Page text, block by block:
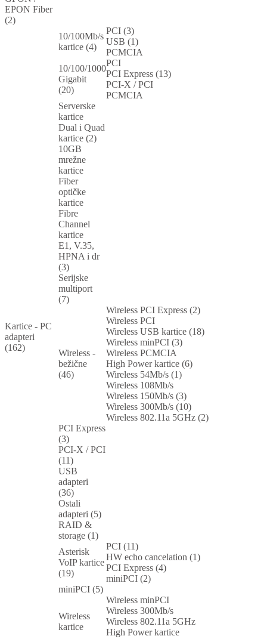
EPON Fiber
(2)
Kartice - PC
adapteri
(162)
10/100Mb/s
kartice (4)
PCI (3)
USB (1)
PCMCIA
10/100/1000
Gigabit
(20)
PCI
PCI Express (13)
PCI-X / PCI
PCMCIA
Serverske
kartice
Dual i Quad
kartice (2)
10GB
mrežne
kartice
Fiber
optičke
kartice
Fibre
Channel
kartice
E1, V.35,
HPNA i dr
(3)
Serijske
multiport
(7)
Wireless -
bežične
(46)
Wireless PCI Express (2)
Wireless PCI
Wireless USB kartice (18)
Wireless minPCI (3)
Wireless PCMCIA
High Power kartice (6)
Wireless 54Mb/s (1)
Wireless 108Mb/s
Wireless 150Mb/s (3)
Wireless 300Mb/s (10)
Wireless 802.11a 5GHz (2)
PCI Express
(3)
PCI-X / PCI
(11)
USB
adapteri
(36)
Ostali
adapteri (5)
RAID &
storage (1)
Asterisk
VoIP kartice
(19)
PCI (11)
HW echo cancelation (1)
PCI Express (4)
miniPCI (2)
miniPCI (5)
Wireless
kartice
Wireless minPCI
Wireless 300Mb/s
Wireless 802.11a 5GHz
High Power kartice